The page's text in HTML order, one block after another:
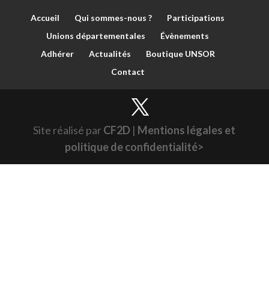
Accueil Qui sommes-nous ?
Participations
Unions départementales
Évènements
Adhérer
Actualités
Boutique UNSOR
Contact
Site réalisé parCF2D | Mentions légales et
politique de confidentialité>